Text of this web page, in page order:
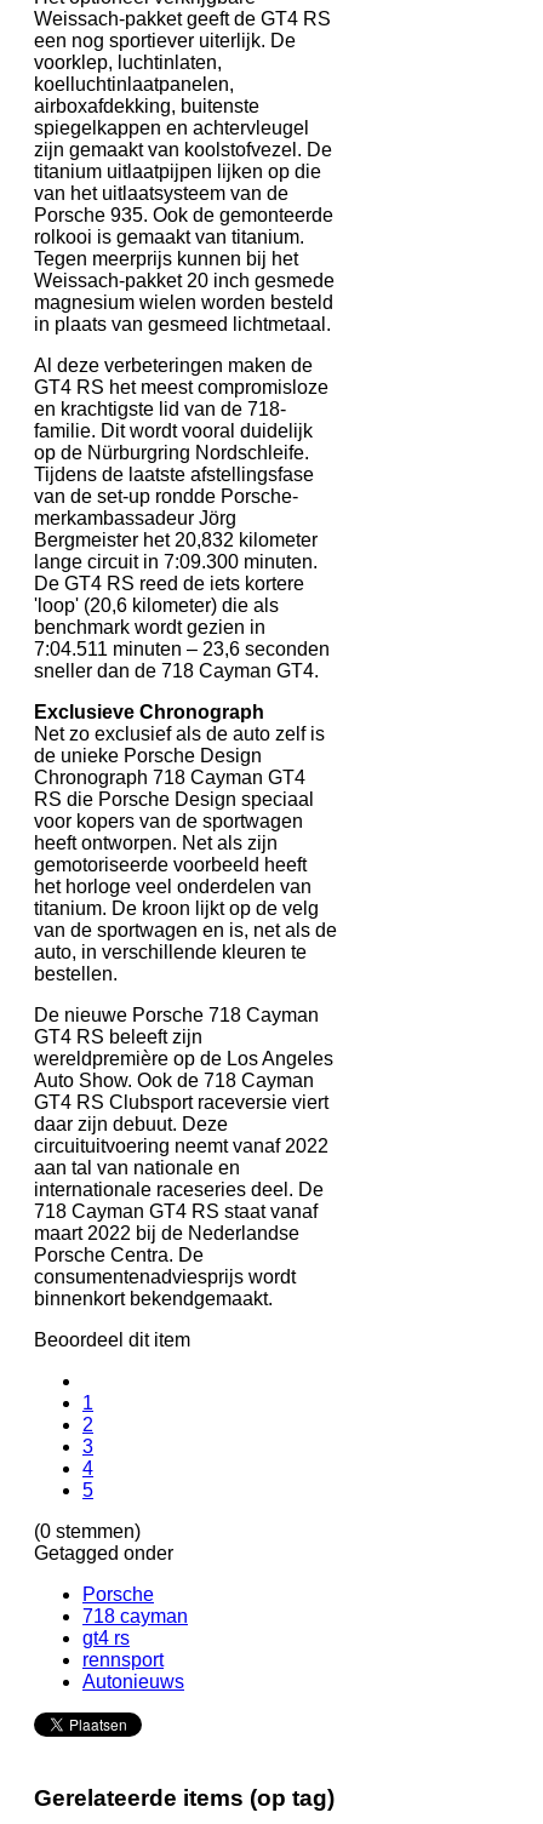
Weissach-pakket geeft de GT4 RS
een nog sportiever uiterlijk. De
voorklep, luchtinlaten,
koelluchtinlaatpanelen,
airboxafdekking, buitenste
spiegelkappen en achtervleugel
zijn gemaakt van koolstofvezel. De
titanium uitlaatpijpen lijken op die
van het uitlaatsysteem van de
Porsche 935. Ook de gemonteerde
rolkooi is gemaakt van titanium.
Tegen meerprijs kunnen bij het
Weissach-pakket 20 inch gesmede
magnesium wielen worden besteld
in plaats van gesmeed lichtmetaal.
Al deze verbeteringen maken de
GT4 RS het meest compromisloze
en krachtigste lid van de 718-
familie. Dit wordt vooral duidelijk
op de Nürburgring Nordschleife.
Tijdens de laatste afstellingsfase
van de set-up rondde Porsche-
merkambassadeur Jörg
Bergmeister het 20,832 kilometer
lange circuit in 7:09.300 minuten.
De GT4 RS reed de iets kortere
'loop' (20,6 kilometer) die als
benchmark wordt gezien in
7:04.511 minuten – 23,6 seconden
sneller dan de 718 Cayman GT4.
Exclusieve Chronograph
Net zo exclusief als de auto zelf is
de unieke Porsche Design
Chronograph 718 Cayman GT4
RS die Porsche Design speciaal
voor kopers van de sportwagen
heeft ontworpen. Net als zijn
gemotoriseerde voorbeeld heeft
het horloge veel onderdelen van
titanium. De kroon lijkt op de velg
van de sportwagen en is, net als de
auto, in verschillende kleuren te
bestellen.
De nieuwe Porsche 718 Cayman
GT4 RS beleeft zijn
wereldpremière op de Los Angeles
Auto Show. Ook de 718 Cayman
GT4 RS Clubsport raceversie viert
daar zijn debuut. Deze
circuituitvoering neemt vanaf 2022
aan tal van nationale en
internationale raceseries deel. De
718 Cayman GT4 RS staat vanaf
maart 2022 bij de Nederlandse
Porsche Centra. De
consumentenadviesprijs wordt
binnenkort bekendgemaakt.
Beoordeel dit item
1
2
3
4
5
(0 stemmen)
Getagged onder
Porsche
718 cayman
gt4 rs
rennsport
Autonieuws
Gerelateerde items (op tag)